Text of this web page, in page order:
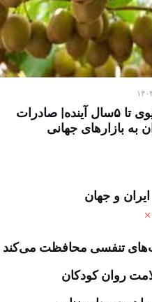
۰۹
رشد ۴درصدی بازار جهانی کیوی تا ۵سال آینده| صادرات
و جهان
تنفسی محافظت می‌کند
روان کودکان